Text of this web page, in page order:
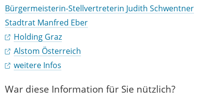
Bürgermeisterin-Stellvertreterin Judith Schwentner
Stadtrat Manfred Eber
Holding Graz
Alstom Österreich
weitere Infos
War diese Information für Sie nützlich?